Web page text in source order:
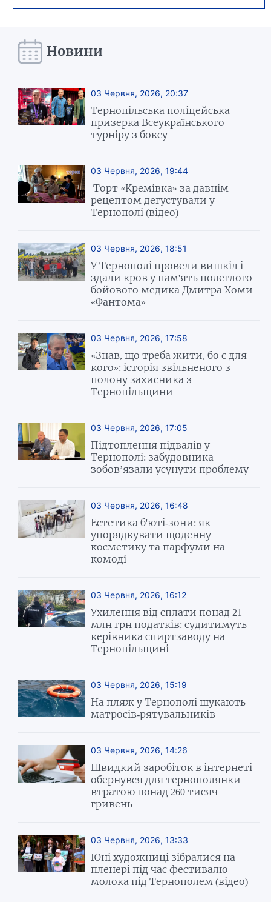
Новини
03 Червня, 2026, 20:37
Тернопільська поліцейська –
призерка Всеукраїнського
турніру з боксу
03 Червня, 2026, 19:44
Торт «Кремівка» за давнім
рецептом дегустували у
Тернополі (відео)
03 Червня, 2026, 18:51
У Тернополі провели вишкіл і
здали кров у пам'ять полеглого
бойового медика Дмитра Хоми
«Фантома»
03 Червня, 2026, 17:58
«Знав, що треба жити, бо є для
кого»: історія звільненого з
полону захисника з
Тернопільщини
03 Червня, 2026, 17:05
Підтоплення підвалів у
Тернополі: забудовника
зобов’язали усунути проблему
03 Червня, 2026, 16:48
Естетика б'юті-зони: як
упорядкувати щоденну
косметику та парфуми на
комоді
03 Червня, 2026, 16:12
Ухилення від сплати понад 21
млн грн податків: судитимуть
керівника спиртзаводу на
Тернопільщині
03 Червня, 2026, 15:19
На пляж у Тернополі шукають
матросів-рятувальників
03 Червня, 2026, 14:26
Швидкий заробіток в інтернеті
обернувся для тернополянки
втратою понад 260 тисяч
гривень
03 Червня, 2026, 13:33
Юні художниці зібралися на
пленері під час фестивалю
молока під Тернополем (відео)